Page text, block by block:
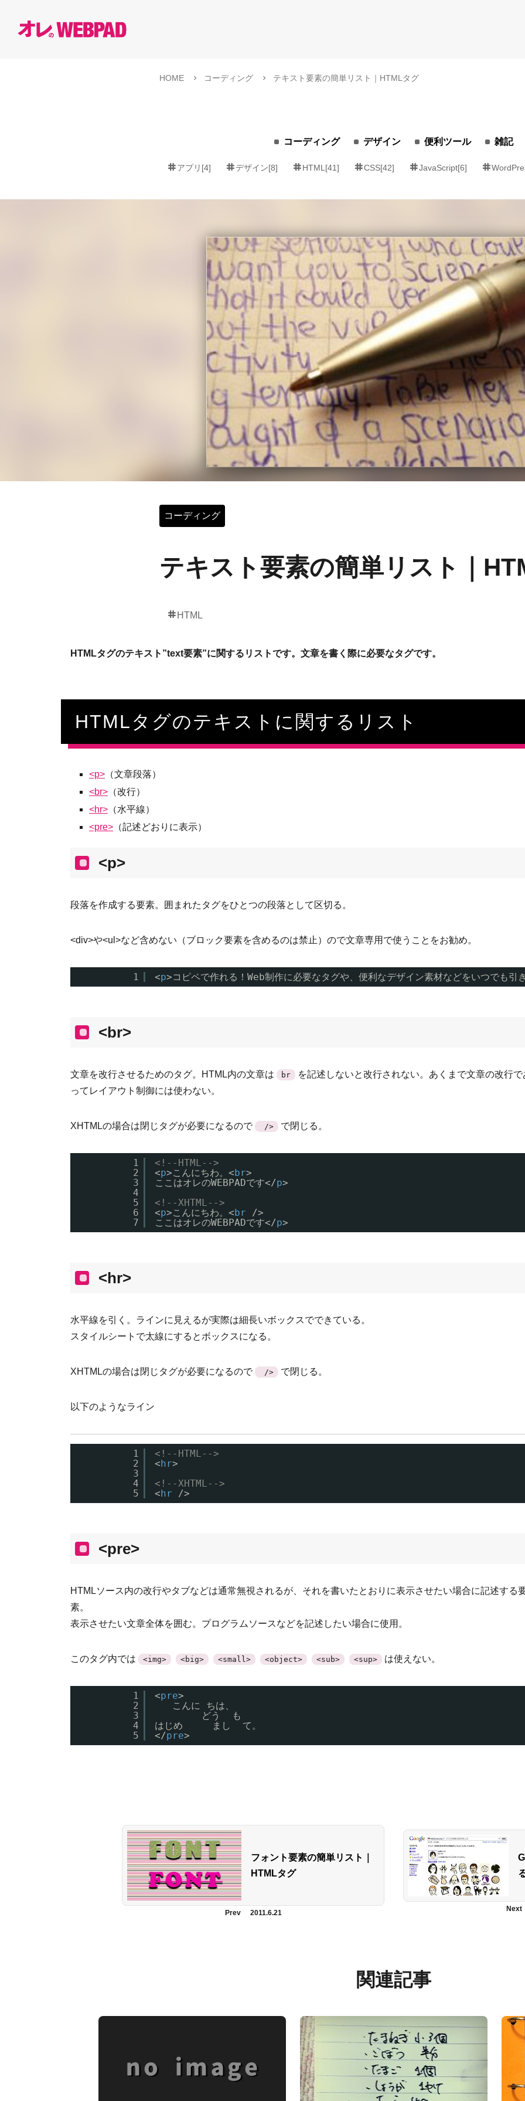
HOME コーディング テキスト要素の簡単リスト｜HTMLタグ
コーディング デザイン 便利ツール 雑記
アプリ[4] デザイン[8] HTML[41] CSS[42] JavaScript[6]
コーディング
テキスト要素の簡単リスト｜
HTML
HTMLタグのテキスト”text要素”に関するリストです。文章を書く際に必要なタグです。
HTMLタグのテキストに関するリスト
<p> （文章段落）
<br> （改行）
<hr> （水平線）
<pre> （記述どおりに表示）
<p>
段落を作成する要素。囲まれたタグをひとつの段落として区切る。
<div>や<ul>など含めない（ブロック要素を含めるのは禁止）ので文章専用で使うことをお勧め。
1 <p>コピペで作れる！Web制作に必要なタグや、便利なデザイン素材などをいつでも
<br>
文章を改行させるためのタグ。HTML内の文章は br
を記述しないと改行されない。あくまで文章の改行で
ってレイアウト制御には使わない。
XHTMLの場合は閉じタグが必要になるので /> で閉じる。
1
2
3
4
5
6
7
<!--HTML-->
<p>こんにちわ。< br>
ここはオレのWEBPADです</p>
<!--XHTML-->
<p>こんにちわ。< br
/>
ここはオレのWEBPADです</p>
<hr>
水平線を引く。ラインに見えるが実際は細長いボックスでできている。
スタイルシートで太線にするとボックスになる。
XHTMLの場合は閉じタグが必要になるので /> で閉じる。
以下のようなライン
1
2
3
4
5
<!--HTML-->
< hr>
<!--XHTML-->
< hr />
<pre>
HTMLソース内の改行やタブなどは通常無視されるが、それを書いたとおりに表示させたい場合に記述する
素。
表示させたい文章全体を囲む。プログラムソースなどを記述したい場合に使用。
このタグ内では <img> <big> <small> <object> <sub> <sup> は使えない。
1
2
3
4
5
<pre>
こんに ちは、
どう  も
はじめ     まし  て。
</pre>
フォント要素の簡単リスト｜
HTMLタグ
Prev 2011.6.21
Next
関連記事